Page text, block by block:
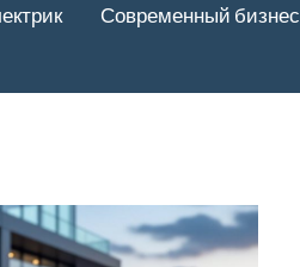
Современный бизнес